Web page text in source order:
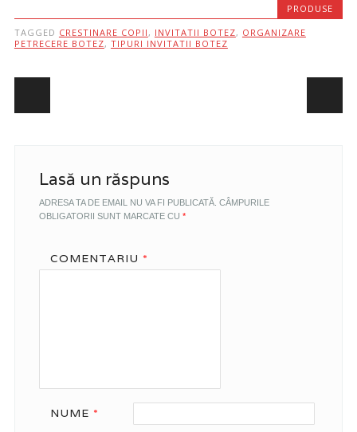
PRODUSE
TAGGED CRESTINARE COPII , INVITATII BOTEZ, ORGANIZARE
PETRECERE BOTEZ, TIPURI INVITATII BOTEZ
Lasă un răspuns
ADRESA TA DE EMAIL NU VA FI PUBLICATĂ. CÂMPURILE
OBLIGATORII SUNT MARCATE CU *
COMENTARIU *
NUME *